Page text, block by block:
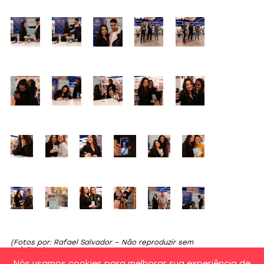
(Fotos por: Rafael Salvador – Não reproduzir sem
créditos)